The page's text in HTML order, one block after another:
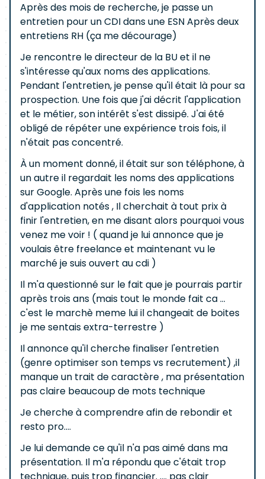
Après des mois de recherche, je passe un
entretien pour un CDI dans une ESN Après deux
entretiens RH (ça me décourage)
Je rencontre le directeur de la BU et il ne
s'intéresse qu'aux noms des applications.
Pendant l'entretien, je pense qu'il était là pour sa
prospection. Une fois que j'ai décrit l'application
et le métier, son intérêt s'est dissipé. J'ai été
obligé de répéter une expérience trois fois, il
n'était pas concentré.
À un moment donné, il était sur son téléphone, à
un autre il regardait les noms des applications
sur Google. Après une fois les noms
d'application notés , Il cherchait à tout prix à
finir l'entretien, en me disant alors pourquoi vous
venez me voir ! ( quand je lui annonce que je
voulais être freelance et maintenant vu le
marché je suis ouvert au cdi )
Il m'a questionné sur le fait que je pourrais partir
après trois ans (mais tout le monde fait ca ...
c'est le marchè meme lui il changeait de boites
je me sentais extra-terrestre )
Il annonce qu'il cherche finaliser l'entretien
(genre optimiser son temps vs recrutement) ,il
manque un trait de caractère , ma présentation
pas claire beaucoup de mots technique
Je cherche à comprendre afin de rebondir et
resto pro....
Je lui demande ce qu'il n'a pas aimé dans ma
présentation. Il m'a répondu que c'était trop